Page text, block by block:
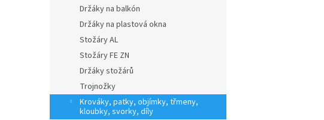
Držáky na balkón
Držáky na plastová okna
Stožáry AL
Stožáry FE ZN
Držáky stožárů
Trojnožky
Krováky, patky, objímky, třmeny,
kloubky, svorky, díly